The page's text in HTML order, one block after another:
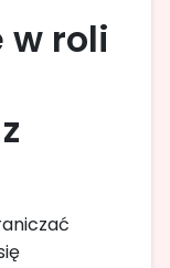
w roli